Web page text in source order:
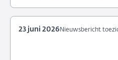
Nieuwsbericht
23 juni 2026